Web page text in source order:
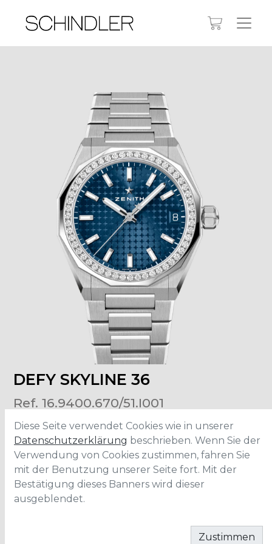
DEFY SKYLINE 36
Ref. 16.9400.670/51.I001
Grösse:
36mm
Edelstahl
Wasserdichtigkeit: 10 ATM
IN DEN WARENKORB
Diese Seite verwendet Cookies wie in unserer
Datenschutzerklärung beschrieben. Wenn Sie der
Verwendung von Cookies zustimmen, fahren Sie
mit der Benutzung unserer Seite fort. Mit der
Bestätigung dieses Banners wird dieser
ausgeblendet.
Zustimmen